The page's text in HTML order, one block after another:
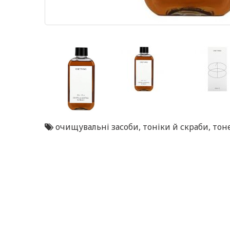
очищувальні засоби, тоніки й скраби,